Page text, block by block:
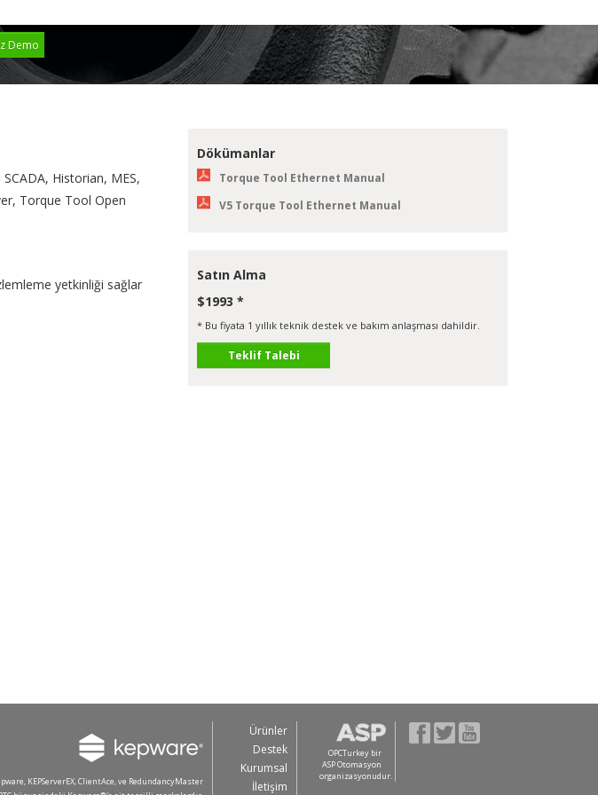
Demo
SCADA, Historian, MES,
Torque Tool Open
yetkinliği sağlar
Dökümanlar
Torque Tool Ethernet Manual
V5 Torque Tool Ethernet Manual
Satın Alma
$1993 *
* Bu fiyata 1 yıllık teknik destek ve bakım anlaşması dahildir.
Teklif Talebi
KEPServerEX, ClientAce, ve RedundancyMaster
Ürünler
Destek
Kurumsal
İletişim
OPCTurkey bir
ASP Otomasyon
organizasyonudur.